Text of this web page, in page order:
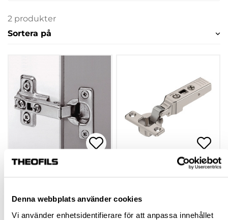
Denna webbplats använder cookies
Vi använder enhetsidentifierare för att anpassa innehållet
2 produkter
Sortera på
GÅNGJÄRN - 105° 26
GÅNGJÄRN - BLUM,